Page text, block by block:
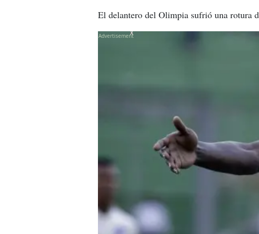
El delantero del Olimpia sufrió una rotura
X